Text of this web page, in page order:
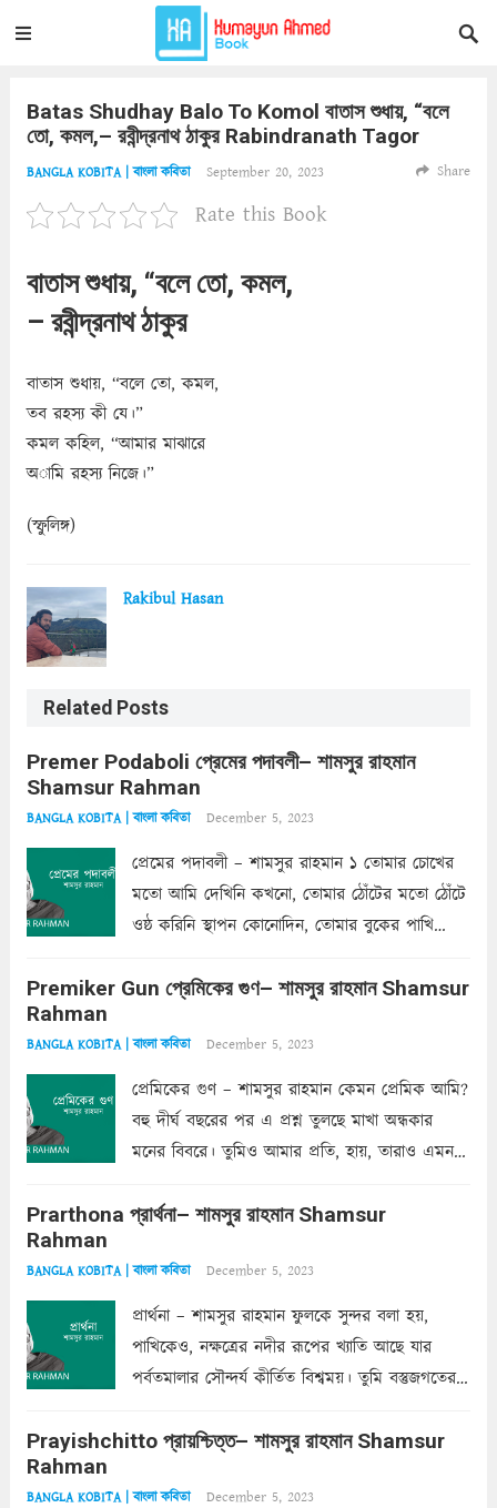
Batas Shudhay Balo To Komol বাতাস শুধায়, “বলে
তো, কমল,– রবীন্দ্রনাথ ঠাকুর Rabindranath Tagor
BANGLA KOBITA | বাংলা কবিতা September 20, 2023 Share
Rate this Book
বাতাস শুধায়, “বলে তো, কমল,
– রবীন্দ্রনাথ ঠাকুর
বাতাস শুধায়, “বলে তো, কমল,
তব রহস্য কী যে।”
কমল কহিল, “আমার মাঝারে
অামি রহস্য নিজে।”
(স্ফুলিঙ্গ)
Rakibul Hasan
Related Posts
Premer Podaboli প্রেমের পদাবলী– শামসুর রাহমান
Shamsur Rahman
BANGLA KOBITA | বাংলা কবিতা December 5, 2023
প্রেমের পদাবলী – শামসুর রাহমান ১ তোমার চোখের
মতো আমি দেখিনি কখনো, তোমার ঠোঁটের মতো ঠোঁটে
ওষ্ঠ করিনি স্থাপন কোনোদিন, তোমার বুকের পাখি
কোথাও কি এরকম ছায়া দেয় ক্লান্তির প্রহরে? মুছে
Premiker Gun প্রেমিকের গুণ– শামসুর রাহমান Shamsur
Rahman
BANGLA KOBITA | বাংলা কবিতা December 5, 2023
প্রেমিকের গুণ – শামসুর রাহমান কেমন প্রেমিক আমি?
বহু দীর্ঘ বছরের পর এ প্রশ্ন তুলছে মাখা অন্ধকার
মনের বিবরে। তুমিও আমার প্রতি, হায়, তারাও এমন
একান্ত জরুরি- নইলে একটি দেয়াল নিমেষেই ভীষণ
Prarthona প্রার্থনা– শামসুর রাহমান Shamsur
Rahman
BANGLA KOBITA | বাংলা কবিতা December 5, 2023
প্রার্থনা – শামসুর রাহমান ফুলকে সুন্দর বলা হয়,
পাখিকেও, নক্ষত্রের নদীর রূপের খ্যাতি আছে যার
পর্বতমালার সৌন্দর্য কীর্তিত বিশ্বময়। তুমি বস্তুজগতের
তার সুষমায় পার্থক্য অনেক। তোমাকে সুন্দরী বলা চলে,
Prayishchitto প্রায়শ্চিত্ত– শামসুর রাহমান Shamsur
Rahman
BANGLA KOBITA | বাংলা কবিতা December 5, 2023